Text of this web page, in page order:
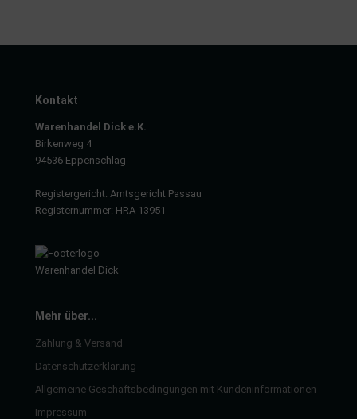
Kontakt
Warenhandel Dick e.K.
Birkenweg 4
94536 Eppenschlag
Registergericht: Amtsgericht Passau
Registernummer: HRA 13951
Mehr über...
Zahlung & Versand
Datenschutzerklärung
Allgemeine Geschäftsbedingungen mit Kundeninformationen
Impressum